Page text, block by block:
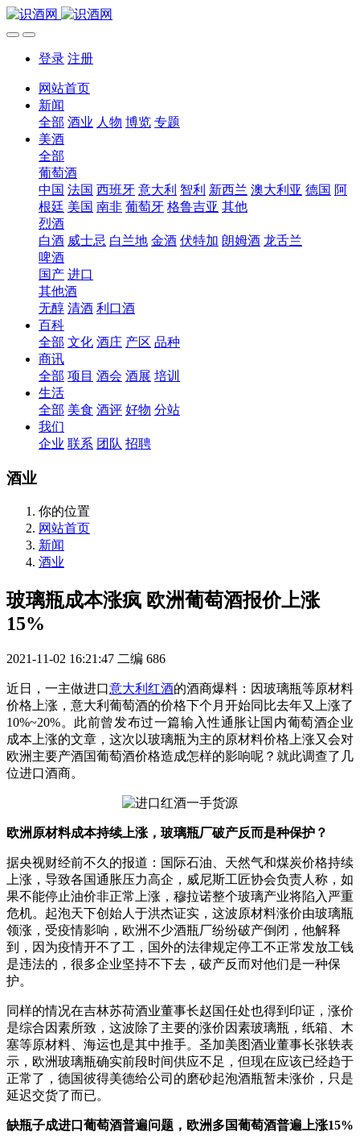
登录 注册
网站首页
新闻
全部 酒业 人物 博览 专题
美酒
全部
葡萄酒
中国 法国 西班牙 意大利 智利 新西兰 澳大利亚 德国 阿
根廷 美国 南非 葡萄牙 格鲁吉亚 其他
烈酒
白酒 威士忌 白兰地 金酒 伏特加 朗姆酒 龙舌兰
啤酒
国产 进口
其他酒
无醇 清酒 利口酒
百科
全部 文化 酒庄 产区 品种
商讯
全部 项目 酒会 酒展 培训
生活
全部 美食 酒评 好物 分站
我们
企业 联系 团队 招聘
酒业
你的位置
网站首页
新闻
酒业
玻璃瓶成本涨疯 欧洲葡萄酒报价上涨
15%
2021-11-02 16:21:47 二编 686
近日，一主做进口意大利红酒的酒商爆料：因玻璃瓶等原材料
价格上涨，意大利葡萄酒的价格下个月开始同比去年又上涨了
10%~20%。此前曾发布过一篇输入性通胀让国内葡萄酒企业
成本上涨的文章，这次以玻璃瓶为主的原材料价格上涨又会对
欧洲主要产酒国葡萄酒价格造成怎样的影响呢？就此调查了几
位进口酒商。
欧洲原材料成本持续上涨，玻璃瓶厂破产反而是种保护？
据央视财经前不久的报道：国际石油、天然气和煤炭价格持续
上涨，导致各国通胀压力高企，威尼斯工匠协会负责人称，如
果不能停止油价非正常上涨，穆拉诺整个玻璃产业将陷入严重
危机。 起泡天下创始人于洪杰证实，这波原材料涨价由玻璃瓶
领涨，受疫情影响，欧洲不少酒瓶厂纷纷破产倒闭，他解释
到，因为疫情开不了工，国外的法律规定停工不正常发放工钱
是违法的，很多企业坚持不下去，破产反而对他们是一种保
护。
同样的情况在吉林苏荷酒业董事长赵国任处也得到印证，涨价
是综合因素所致，这波除了主要的涨价因素玻璃瓶，纸箱、木
塞等原材料、海运也是其中推手。圣加美图酒业董事长张轶表
示，欧洲玻璃瓶确实前段时间供应不足，但现在应该已经趋于
正常了，德国彼得美德给公司的磨砂起泡酒瓶暂未涨价，只是
延迟交货了而已。
缺瓶子成进口葡萄酒普遍问题，欧洲多国葡萄酒普遍上涨15%